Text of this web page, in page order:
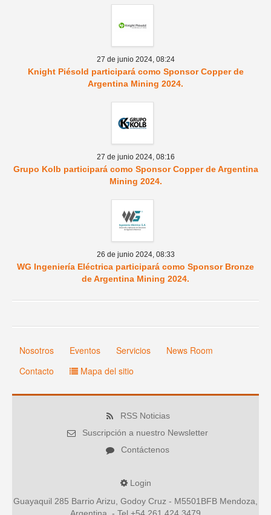
27 de junio 2024, 08:24
Knight Piésold participará como Sponsor Copper de
Argentina Mining 2024.
27 de junio 2024, 08:16
Grupo Kolb participará como Sponsor Copper de Argentina
Mining 2024.
26 de junio 2024, 08:33
WG Ingeniería Eléctrica participará como Sponsor Bronze
de Argentina Mining 2024.
Nosotros Eventos Servicios
News Room
Contacto
Mapa del sitio
RSS Noticias
Suscripción a nuestro Newsletter
Contáctenos
Login
Guayaquil 285 Barrio Arizu, Godoy Cruz - M5501BFB Mendoza,